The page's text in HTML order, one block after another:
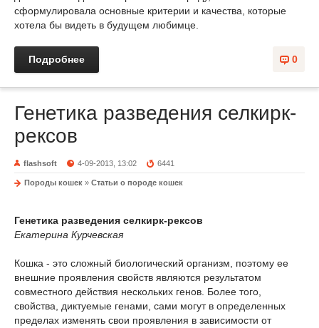
сформулировала основные критерии и качества, которые
хотела бы видеть в будущем любимце.
0
Подробнее
Генетика разведения селкирк-
рексов
flashsoft 4-09-2013, 13:02 6441
Породы кошек » Статьи о породе кошек
Генетика разведения селкирк-рексов
Екатерина Курчевская
Кошка - это сложный биологический организм, поэтому ее
внешние проявления свойств являются результатом
совместного действия нескольких генов. Более того,
свойства, диктуемые генами, сами могут в определенных
пределах изменять свои проявления в зависимости от